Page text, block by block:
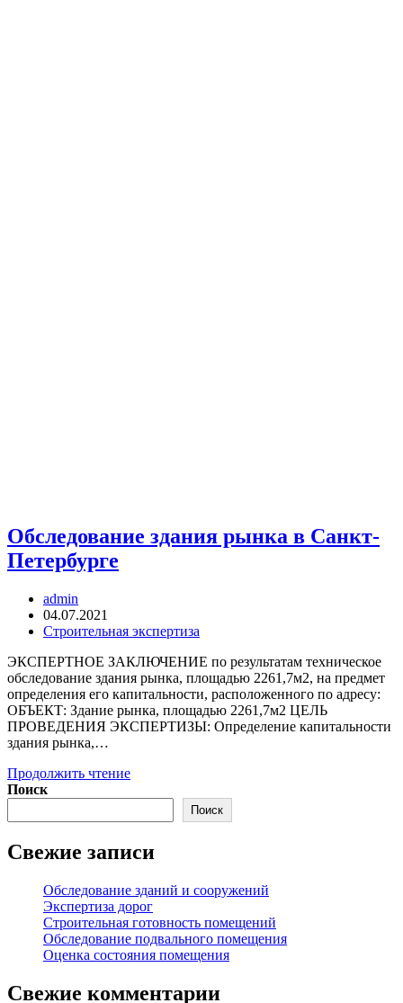
Обследование здания рынка в Санкт-
Петербурге
admin
04.07.2021
Строительная экспертиза
ЭКСПЕРТНОЕ ЗАКЛЮЧЕНИЕ по результатам техническое
обследование здания рынка, площадью 2261,7м2, на предмет
определения его капитальности, расположенного по адресу:
ОБЪЕКТ: Здание рынка, площадью 2261,7м2 ЦЕЛЬ
ПРОВЕДЕНИЯ ЭКСПЕРТИЗЫ: Определение капитальности
здания рынка,…
Продолжить чтение
Поиск
Поиск
Свежие записи
Обследование зданий и сооружений
Экспертиза дорог
Строительная готовность помещений
Обследование подвального помещения
Оценка состояния помещения
Свежие комментарии